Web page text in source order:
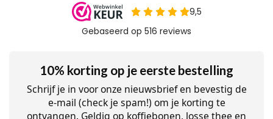
10% korting op je eerste bestelling
Schrijf je in voor onze nieuwsbrief en bevestig de
e-mail (check je spam!) om je korting te
ontvangen. Geldig op koffiebonen, losse thee en